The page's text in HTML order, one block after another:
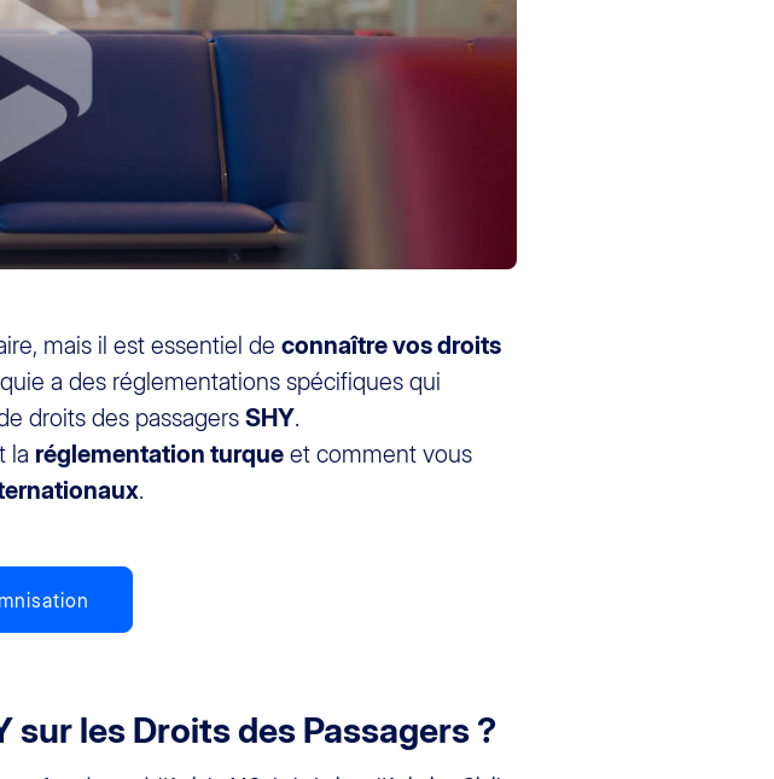
mais il est essentiel de connaître vos droits
a des réglementations spécifiques qui
droits des passagers SHY.
la réglementation turque et comment vous
.
les Droits des Passagers ?